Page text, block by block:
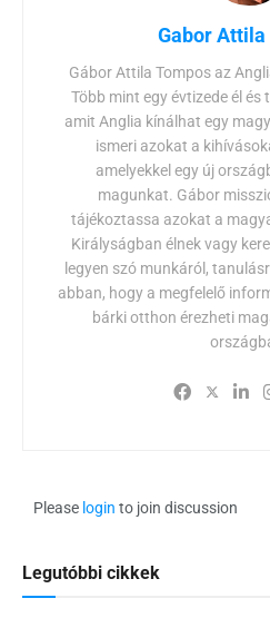
Gabor Attila
Gábor Attila Tompos az
Több mint egy évtizede él
amit Anglia kínálhat egy
ismeri azokat a
amelyekkel egy új
magunkat. Gábor
tájékoztassa azokat a
Királyságban élnek vagy
legyen szó munkáról,
abban, hogy a megfelelő
bárki otthon érezheti
Please login to join discussion
Legutóbbi cikkek